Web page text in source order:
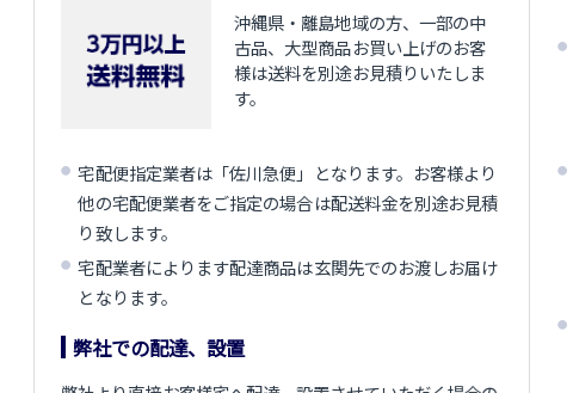
沖縄県・離島地域の方、一部の中
古品、大型商品お買い上げのお客
様は送料を別途お見積りいたしま
す。
宅配便指定業者は「佐川急便」となります。お客様より
他の宅配便業者をご指定の場合は配送料金を別途お見積
り致します。
宅配業者によります配達商品は玄関先でのお渡しお届け
となります。
弊社での配達、設置